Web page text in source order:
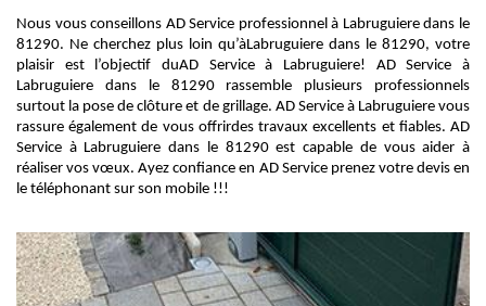
Nous vous conseillons AD Service professionnel à Labruguiere dans le
81290. Ne cherchez plus loin qu’àLabruguiere dans le 81290, votre
plaisir est l’objectif duAD Service à Labruguiere! AD Service à
Labruguiere dans le 81290 rassemble plusieurs professionnels
surtout la pose de clôture et de grillage. AD Service à Labruguiere vous
rassure également de vous offrirdes travaux excellents et fiables. AD
Service à Labruguiere dans le 81290 est capable de vous aider à
réaliser vos vœux. Ayez confiance en AD Service prenez votre devis en
le téléphonant sur son mobile !!!